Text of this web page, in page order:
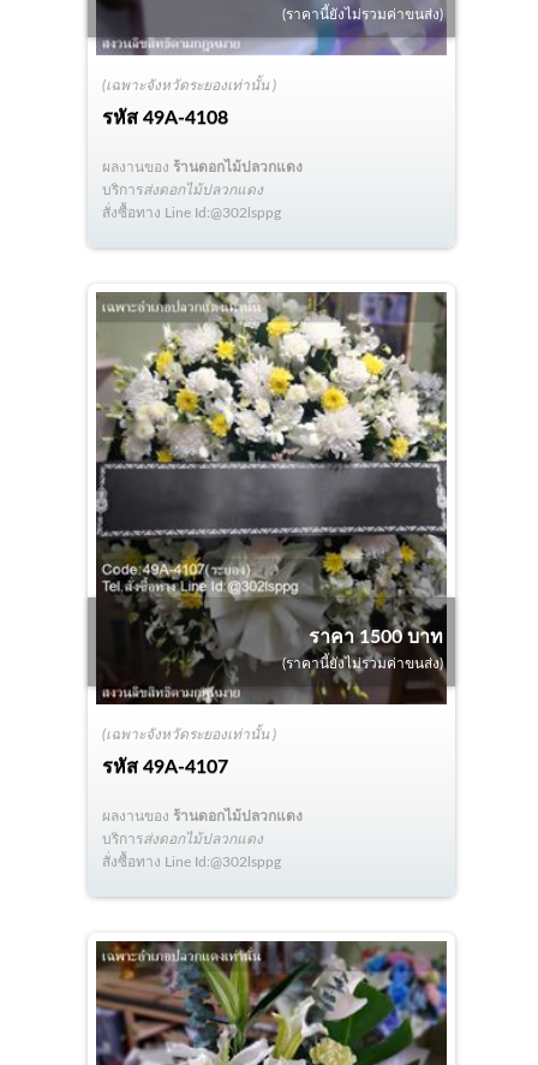
(เฉพาะจังหวัดระยองเท่านั้น )
รหัส49A-4108
(ราคานี้ยังไม่รวมค่าขนส่ง)
ผลงานของ ร้านดอกไม้ปลวกแดง
บริการส่งดอกไม้ปลวกแดง
สั่งซื้อทาง Line Id:@302lsppg
(เฉพาะจังหวัดระยองเท่านั้น )
รหัส49A-4107
ราคา 1500 บาท
(ราคานี้ยังไม่รวมค่าขนส่ง)
ผลงานของ ร้านดอกไม้ปลวกแดง
บริการส่งดอกไม้ปลวกแดง
สั่งซื้อทาง Line Id:@302lsppg